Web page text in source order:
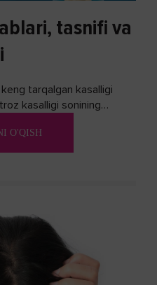
tasnifi va
tarqalgan kasalligi
kasalligi sonining
O'QISH